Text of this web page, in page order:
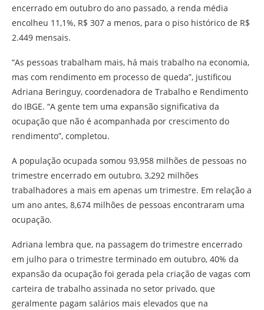
encerrado em outubro do ano passado, a renda média
encolheu 11,1%, R$ 307 a menos, para o piso histórico de R$
2.449 mensais.
“As pessoas trabalham mais, há mais trabalho na economia,
mas com rendimento em processo de queda”, justificou
Adriana Beringuy, coordenadora de Trabalho e Rendimento
do IBGE. “A gente tem uma expansão significativa da
ocupação que não é acompanhada por crescimento do
rendimento”, completou.
A população ocupada somou 93,958 milhões de pessoas no
trimestre encerrado em outubro, 3,292 milhões
trabalhadores a mais em apenas um trimestre. Em relação a
um ano antes, 8,674 milhões de pessoas encontraram uma
ocupação.
Adriana lembra que, na passagem do trimestre encerrado
em julho para o trimestre terminado em outubro, 40% da
expansão da ocupação foi gerada pela criação de vagas com
carteira de trabalho assinada no setor privado, que
geralmente pagam salários mais elevados que na